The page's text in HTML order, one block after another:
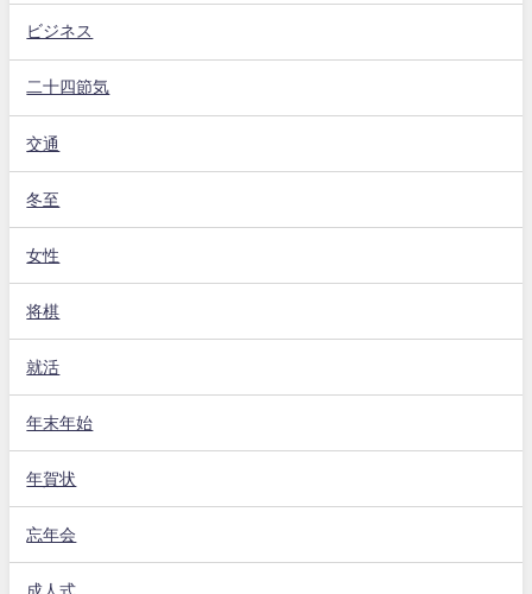
ビジネス
二十四節気
交通
冬至
女性
将棋
就活
年末年始
年賀状
忘年会
成人式